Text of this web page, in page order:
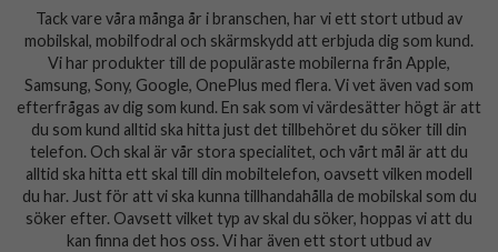
Tack vare våra många år i branschen, har vi ett stort utbud av
mobilskal, mobilfodral och skärmskydd att erbjuda dig som kund.
Vi har produkter till de populäraste mobilerna från Apple,
Samsung, Sony, Google, OnePlus med flera. Vi vet även vad som
efterfrågas av dig som kund. En sak som vi värdesätter högt är att
du som kund alltid ska hitta just det tillbehöret du söker till din
telefon. Och skal är vår stora specialitet, och vårt mål är att du
alltid ska hitta ett skal till din mobiltelefon, oavsett vilken modell
du har. Just för att vi ska kunna tillhandahålla de mobilskal som du
söker efter. Oavsett vilket typ av skal du söker, hoppas vi att du
kan finna det hos oss. Vi har även ett stort utbud av